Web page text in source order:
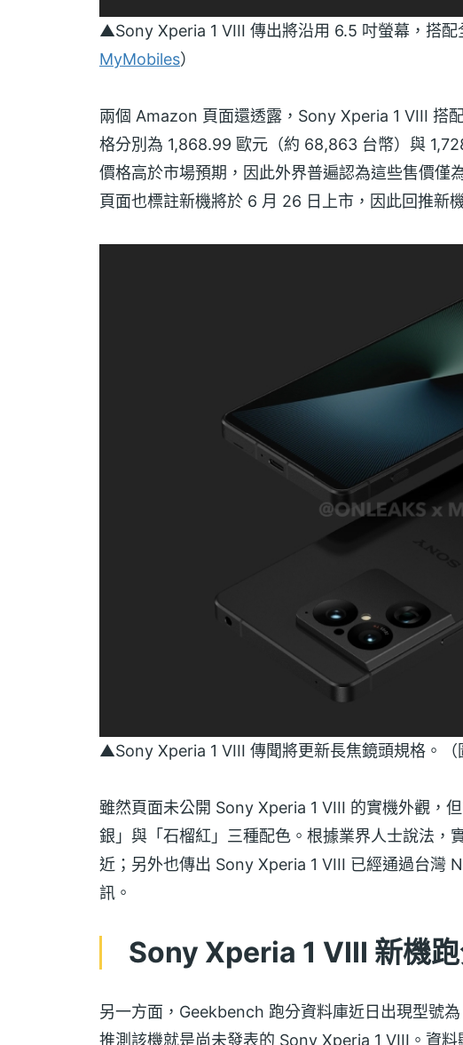
▲Sony Xperia 1 VIII 傳出將沿用 6.5 吋螢幕，搭配
MyMobiles）
兩個 Amazon 頁面還透露，Sony Xperia 1 VIII 搭
格分別為 1,868.99 歐元（約 68,863 台幣）與
價格高於市場預期，因此外界普遍認為這些售價僅
頁面也標註新機將於 6 月 26 日上市，因此回推新
▲Sony Xperia 1 VIII 傳聞將更新長焦鏡頭規格。（
雖然頁面未公開 Sony Xperia 1 VIII 的實機外觀，
銀」與「石榴紅」三種配色。根據業界人士說法，
近；另外也傳出 Sony Xperia 1 VIII 已經通過台灣
訊。
Sony Xperia 1 VIII 新機
另一方面，Geekbench 跑分資料庫近日出現型號
推測該機就是尚未發表的 Sony Xperia 1 VIII。資